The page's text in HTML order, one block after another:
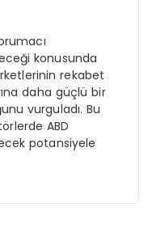
konusunda
rekabet
daha güçlü bir
vurguladı. Bu
ABD
potansiyele